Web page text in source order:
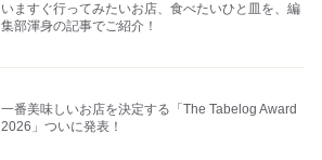
いますぐ行ってみたいお店、食べたいひと皿を、編
集部渾身の記事でご紹介！
一番美味しいお店を決定する「The Tabelog Award
2026」ついに発表！